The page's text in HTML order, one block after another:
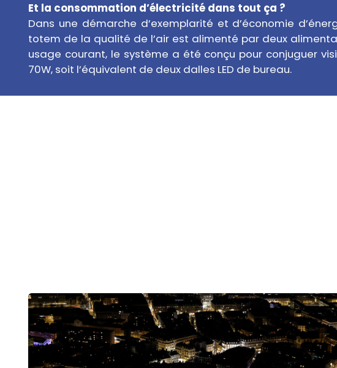
Titre
Et la consommation d’électricité dans tout ça ?
Texte
Dans une démarche d’exemplarité et d’économie
totem de la qualité de l’air est alimenté par deux
usage courant, le système a été conçu pour conjuguer
70W, soit l’équivalent de deux dalles LED de bureau.